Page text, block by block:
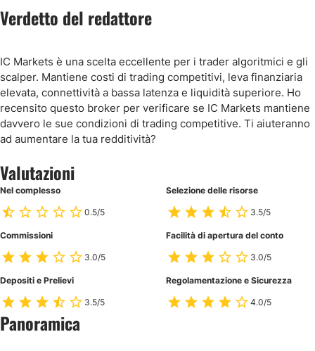
Verdetto del redattore
IC Markets è una scelta eccellente per i trader algoritmici e gli
scalper. Mantiene costi di trading competitivi, leva finanziaria
elevata, connettività a bassa latenza e liquidità superiore. Ho
recensito questo broker per verificare se IC Markets mantiene
davvero le sue condizioni di trading competitive. Ti aiuteranno
ad aumentare la tua redditività?
Valutazioni
Nel complesso
0.5/5
Commissioni
3.0/5
Depositi e Prelievi
3.5/5
Selezione delle risorse
3.5/5
Facilità di apertura del conto
3.0/5
Regolamentazione e Sicurezza
4.0/5
Panoramica